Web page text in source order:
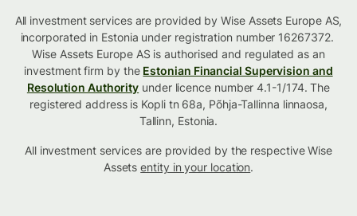
All investment services are provided by Wise Assets Europe AS,
incorporated in Estonia under registration number 16267372.
Wise Assets Europe AS is authorised and regulated as an
investment firm by the Estonian Financial Supervision and
Resolution Authority under licence number 4.1-1/174. The
registered address is Kopli tn 68a, Põhja-Tallinna linnaosa,
Tallinn, Estonia.
All investment services are provided by the respective Wise
Assetsentity in your location.